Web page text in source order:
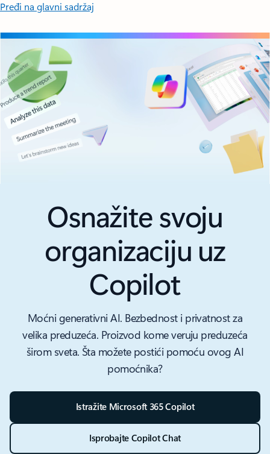
Pređi na glavni sadržaj
Osnažite svoju
organizaciju uz
Copilot
Moćni generativni AI. Bezbednost i privatnost za
velika preduzeća. Proizvod kome veruju preduzeća
širom sveta. Šta možete postići pomoću ovog AI
pomoćnika?
Istražite Microsoft 365 Copilot
Isprobajte Copilot Chat